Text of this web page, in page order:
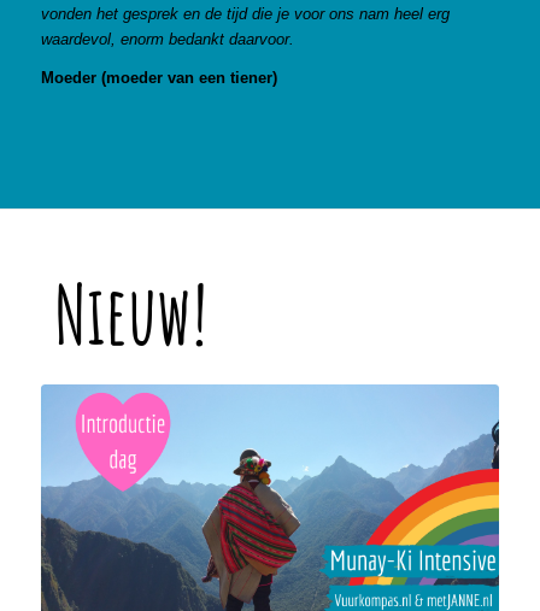
vonden het gesprek en de tijd die je voor ons nam heel erg
waardevol, enorm bedankt daarvoor.
Moeder (moeder van een tiener)